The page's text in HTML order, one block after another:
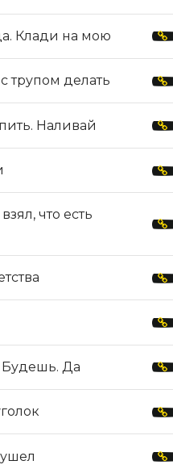
Клади на мою
трупом делать
Наливай
что есть
Будешь. Да